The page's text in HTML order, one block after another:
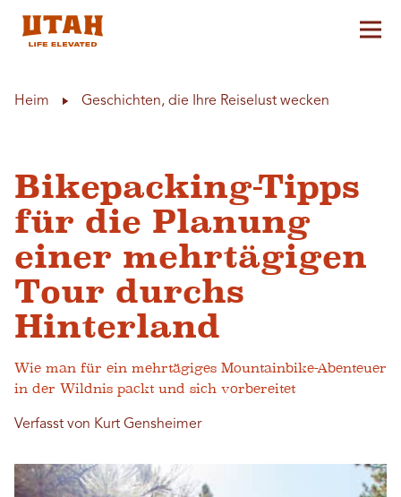
Heim Geschichten, die Ihre Reiselust wecken
Bikepacking-Tipps
für die Planung
einer mehrtägigen
Tour durchs
Hinterland
Wie man für ein mehrtägiges Mountainbike-Abenteuer
in der Wildnis packt und sich vorbereitet
Verfasst von Kurt Gensheimer